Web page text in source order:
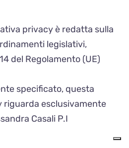
privacy è redatta sulla
legislativi,
del Regolamento (UE)
specificato, questa
esclusivamente
Casali P.I